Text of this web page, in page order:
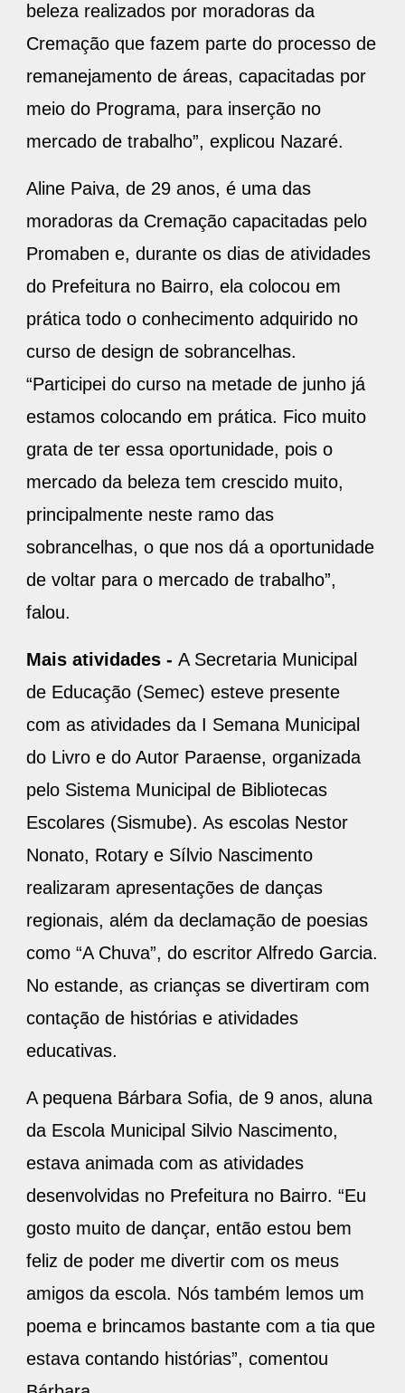
beleza realizados por moradoras da
Cremação que fazem parte do processo de
remanejamento de áreas, capacitadas por
meio do Programa, para inserção no
mercado de trabalho”, explicou Nazaré.
Aline Paiva, de 29 anos, é uma das
moradoras da Cremação capacitadas pelo
Promaben e, durante os dias de atividades
do Prefeitura no Bairro, ela colocou em
prática todo o conhecimento adquirido no
curso de design de sobrancelhas.
“Participei do curso na metade de junho já
estamos colocando em prática. Fico muito
grata de ter essa oportunidade, pois o
mercado da beleza tem crescido muito,
principalmente neste ramo das
sobrancelhas, o que nos dá a oportunidade
de voltar para o mercado de trabalho”,
falou.
Mais atividades - A Secretaria Municipal
de Educação (Semec) esteve presente
com as atividades da I Semana Municipal
do Livro e do Autor Paraense, organizada
pelo Sistema Municipal de Bibliotecas
Escolares (Sismube). As escolas Nestor
Nonato, Rotary e Sílvio Nascimento
realizaram apresentações de danças
regionais, além da declamação de poesias
como “A Chuva”, do escritor Alfredo Garcia.
No estande, as crianças se divertiram com
contação de histórias e atividades
educativas.
A pequena Bárbara Sofia, de 9 anos, aluna
da Escola Municipal Silvio Nascimento,
estava animada com as atividades
desenvolvidas no Prefeitura no Bairro. “Eu
gosto muito de dançar, então estou bem
feliz de poder me divertir com os meus
amigos da escola. Nós também lemos um
poema e brincamos bastante com a tia que
estava contando histórias”, comentou